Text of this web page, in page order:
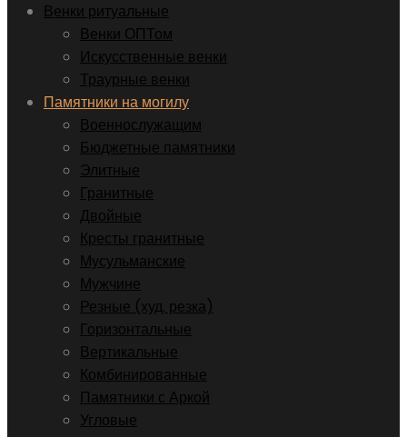
Венки ритуальные
Венки ОПТом
Искусственные венки
Траурные венки
Памятники на могилу
Военнослужащим
Бюджетные памятники
Элитные
Гранитные
Двойные
Кресты гранитные
Мусульманские
Мужчине
Резные (худ. резка)
Горизонтальные
Вертикальные
Комбинированные
Памятники с Аркой
Угловые